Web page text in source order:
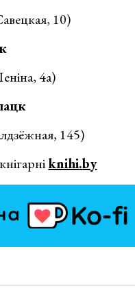
10)
4а)
145)
knihi.by